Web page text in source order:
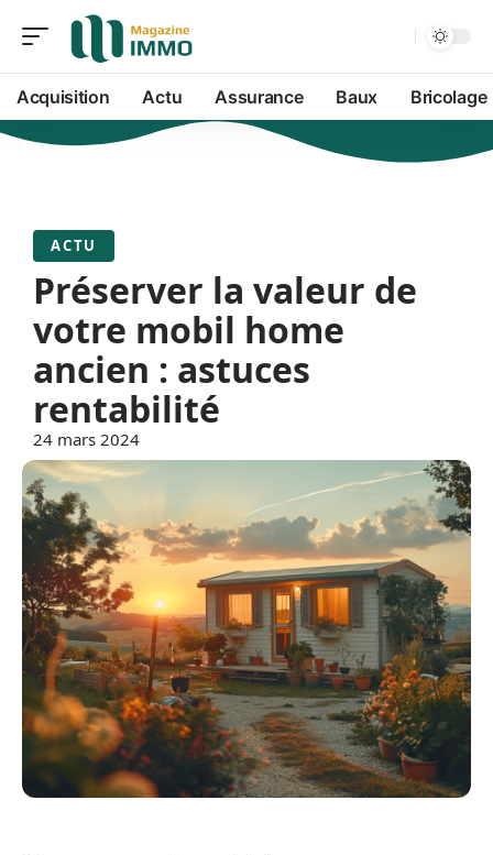
Acquisition Actu Assurance Baux Bricolage
ACTU
Préserver la valeur de
votre mobil home
ancien : astuces
rentabilité
24 mars 2024